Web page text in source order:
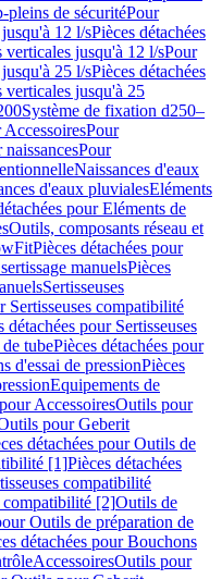
pleins de sécuritéPour
12 l/sPièces détachées
verticales jusqu'à 12 l/sPour
25 l/sPièces détachées
verticales jusqu'à 25
Système de fixation d250–
AccessoiresPour
naissancesPour
Naissances d'eaux
d'eaux pluvialesEléments
pour Eléments de
Outils, composants réseau et
Pièces détachées pour
manuelsPièces
Sertisseuses
Sertisseuses compatibilité
détachées pour Sertisseuses
tubePièces détachées pour
d'essai de pressionPièces
Equipements de
AccessoiresOutils pour
pour Geberit
détachées pour Outils de
[1]Pièces détachées
compatibilité
compatibilité [2]Outils de
Outils de préparation de
détachées pour Bouchons
AccessoiresOutils pour